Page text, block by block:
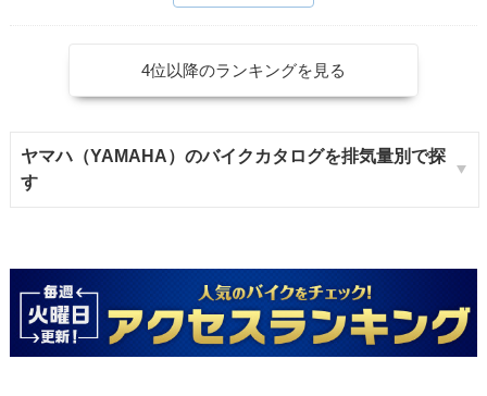
4位以降のランキングを見る
ヤマハ（YAMAHA）のバイクカタログを排気量別で探
す